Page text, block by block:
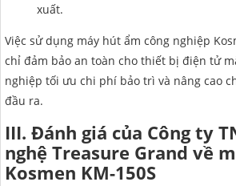
xuất.
Việc sử dụng máy hút ẩm công nghiệp
chỉ đảm bảo an toàn cho thiết bị điện tử
nghiệp tối ưu chi phí bảo trì và nâng cao
đầu ra.
III. Đánh giá của Công ty
nghệ Treasure Grand về
Kosmen KM-150S